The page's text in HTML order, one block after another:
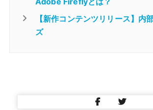
【新作コンテンツリリース】内
ズ